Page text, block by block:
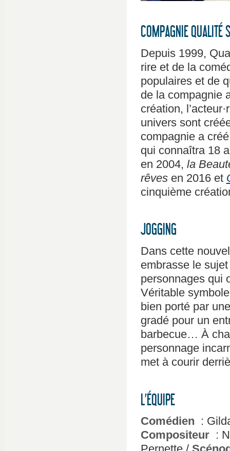
COMPAGNIE QUALITÉ
Depuis 1999,
rire et de la
populaires et de
de la compagnie
création,
univers sont
compagnie a
qui connaîtra 18
en 2004, la
rêves en 2016 et
cinquième
JOGGING
Dans cette
embrasse le
personnages qui
Véritable
bien porté par
gradé pour un
barbecue… À
personnage
met à courir
L’ÉQUIPE
Comédien :
Compositeur :